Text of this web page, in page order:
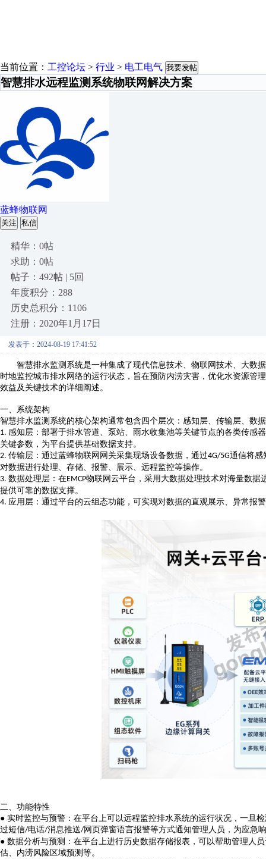
当前位置： 工控论坛 > 行业 > 电工电气 我要发帖
智慧排水远程监测系统物联网解决方案
蓝蜂物联网
关注 私信
精华：0帖
求助：0帖
帖子：492帖 | 5回
年度积分：288
历史总积分：1106
注册：2020年1月17日
发表于：2024-08-19 17:41:52
智慧排水监测系统是一种集成了现代信息技术、物联网技术、大数
时地监控城市排水网络的运行状态，旨在预防内涝灾害，优化水资源管
效益及关键技术的详细阐述。
一、 系统架构
智慧排水监测系统的核心架构通常包含四个层次：感知层、传输层、数
1. 感知层：部署于排水管道、泵站、雨水收集池等关键节点的各类传感
关键参数，为平台提供基础数据支持。
2. 传输层： 通过蓝蜂物联网网关采集现场设备数据，通过4G/5G通信将感
对数据进行处理、存储、报警、展示、远程监控等操作。
3. 数据处理层：在EMCP物联网云平台 ，采用大数据处理技术对海量数
提供可靠的数据支撑。
4. 应用层：通过平台的云组态功能 ， 可实现对数据的直观展示、异常报
二、 功能特性
● 实时监控与预警： 在平台上可以远程监控排水系统的运行状况，一旦
过短信/电话/消息推送/网页弹窗语言报警等方式通知管理人员， 为应急
● 数据分析与预测： 在平台上进行历史数据存储报表 ， 可以帮助管理人员
估、内涝风险区域预测等。